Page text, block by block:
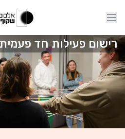
רישום פעילות חד פעמית